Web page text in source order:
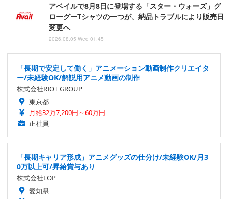
アベイルで8月8日に登場する「スター・ウォーズ」グ
ローグーTシャツの一つが、納品トラブルにより販売日
変更へ
2026.08.05 Wed 01:45
「長期で安定して働く」アニメーション動画制作クリエイタ
ー/未経験OK/解説用アニメ動画の制作
株式会社RIOT GROUP
東京都
月給32万7,200円～60万円
正社員
「長期キャリア形成」アニメグッズの仕分け/未経験OK/月3
0万以上可/昇給賞与あり
株式会社LOP
愛知県